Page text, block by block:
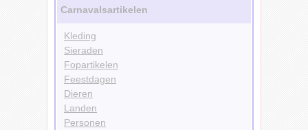
Carnavalsartikelen
Kleding
Sieraden
Fopartikelen
Feestdagen
Dieren
Landen
Personen